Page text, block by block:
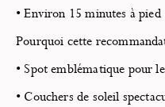
• Environ 15 minutes à pied
Pourquoi cette
• Spot emblématique pour
• Couchers de soleil